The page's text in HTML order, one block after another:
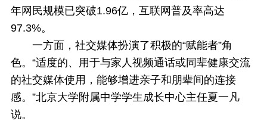
年网民规模已突破1.96亿，互联网普及率高达
97.3%。
一方面，社交媒体扮演了积极的“赋能者”角
色。“适度的、用于与家人视频通话或同辈健康交流
的社交媒体使用，能够增进亲子和朋辈间的连接
感。”北京大学附属中学学生成长中心主任夏一凡
说。